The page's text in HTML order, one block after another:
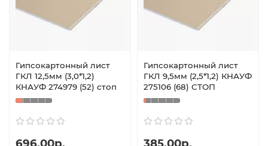
Гипсокартонный лист
ГКЛ 12,5мм (3,0*1,2)
КНАУФ 274979 (52) стоп
Гипсокартонный лист
ГКЛ 9,5мм (2,5*1,2) КНАУФ
275106 (68) СТОП